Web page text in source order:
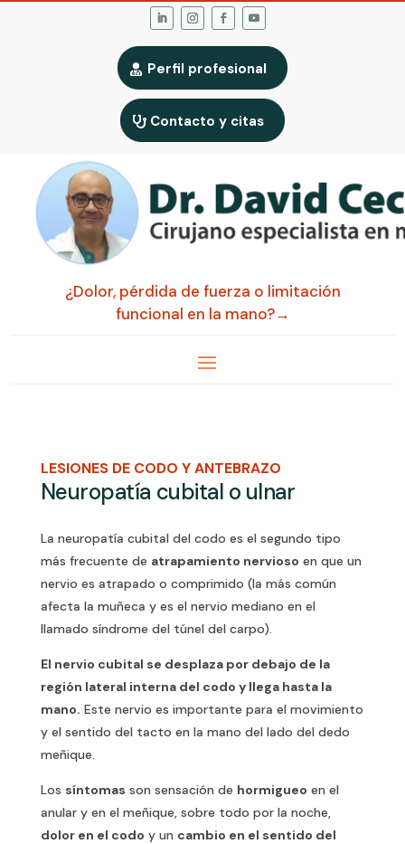
Perfil profesional
Contacto y citas
¿Dolor, pérdida de fuerza o limitación
funcional en la mano?→
LESIONES DE CODO Y ANTEBRAZO
Neuropatía cubital o ulnar
La neuropatía cubital del codo es el segundo tipo
más frecuente de atrapamiento nervioso en que un
nervio es atrapado o comprimido (la más común
afecta la muñeca y es el nervio mediano en el
llamado síndrome del túnel del carpo).
El nervio cubital se desplaza por debajo de la
región lateral interna del codo y llega hasta la
mano. Este nervio es importante para el movimiento
y el sentido del tacto en la mano del lado del dedo
meñique.
Los síntomas son sensación de hormigueo en el
anular y en el meñique, sobre todo por la noche,
dolor en el codo y un cambio en el sentido del